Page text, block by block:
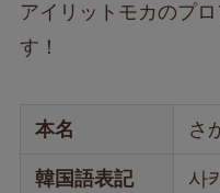
アイリットモカのプ
す！
本名 さ
韓国語表記 사